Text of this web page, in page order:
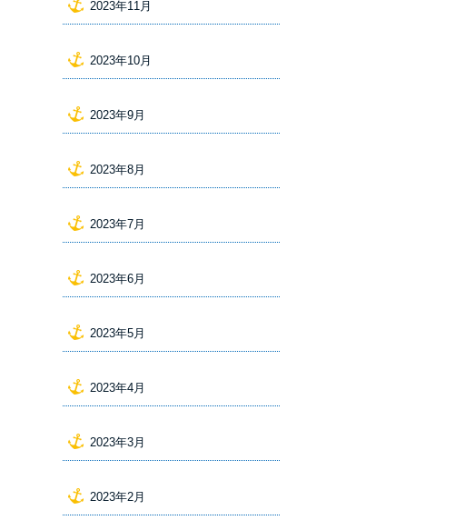
2023年11月
2023年10月
2023年9月
2023年8月
2023年7月
2023年6月
2023年5月
2023年4月
2023年3月
2023年2月